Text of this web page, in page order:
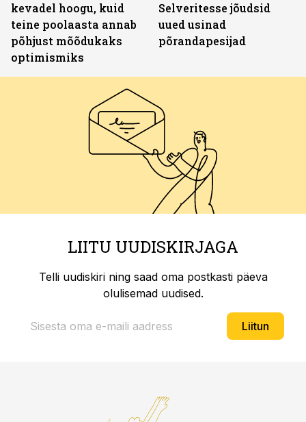
kevadel hoogu, kuid
teine poolaasta annab
põhjust mõõdukaks
optimismiks
Selveritesse jõudsid
uued usinad
põrandapesijad
LIITU UUDISKIRJAGA
Telli uudiskiri ning saad oma postkasti päeva
olulisemad uudised.
Liitun